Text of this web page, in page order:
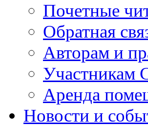
Почетные
Обратная
Авторам и
Участникам
Аренда
Новости и